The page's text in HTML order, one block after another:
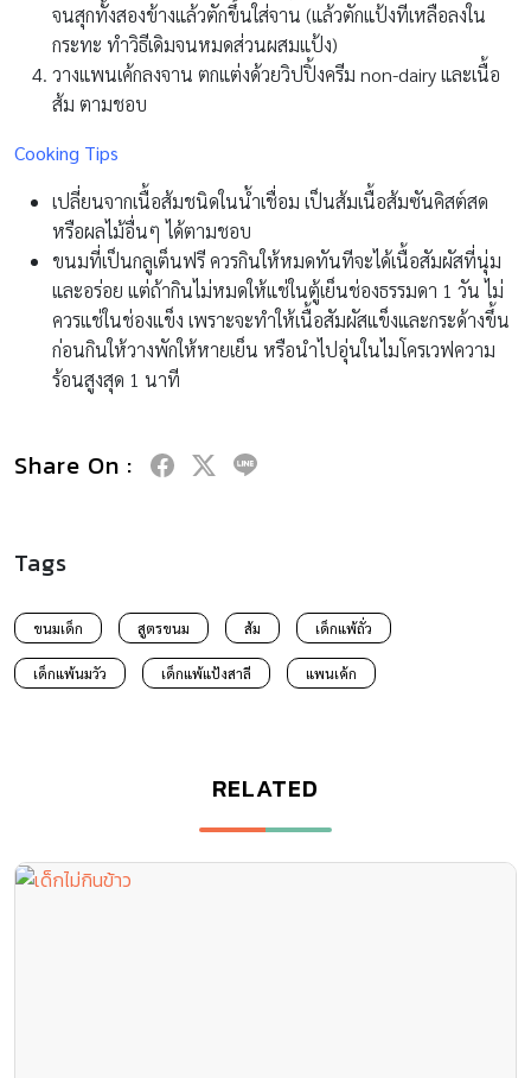
จนสุกทั้งสองข้างแล้วตักขึ้นใส่จาน (แล้วตักแป้งทีเหลือลงใน
กระทะ ทำวิธีเดิมจนหมดส่วนผสมแป้ง)
วางแพนเค้กลงจาน ตกแต่งด้วยวิปปิ้งครีม non-dairy และเนื้อ
ส้ม ตามชอบ
Cooking Tips
เปลี่ยนจากเนื้อส้มชนิดในน้ำเชื่อม เป็นส้มเนื้อส้มซันคิสต์สด
หรือผลไม้อื่นๆ ได้ตามชอบ
ขนมที่เป็นกลูเต็นฟรี ควรกินให้หมดทันทีจะได้เนื้อสัมผัสที่นุ่ม
และอร่อย แต่ถ้ากินไม่หมดให้แช่ในตู้เย็นช่องธรรมดา 1 วัน ไม่
ควรแช่ในช่องแข็ง เพราะจะทำให้เนื้อสัมผัสแข็งและกระด้างขึ้น
ก่อนกินให้วางพักให้หายเย็น หรือนำไปอุ่นในไมโครเวฟความ
ร้อนสูงสุด 1 นาที
Share On :
Tags
ขนมเด็ก สูตรขนม ส้ม เด็กแพ้ถั่ว
เด็กแพ้นมวัว เด็กแพ้แป้งสาลี แพนเค้ก
RELATED